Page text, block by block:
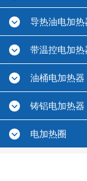
导热油电加热
带温控电加热
油桶电加热器
铸铝电加热器
电加热圈